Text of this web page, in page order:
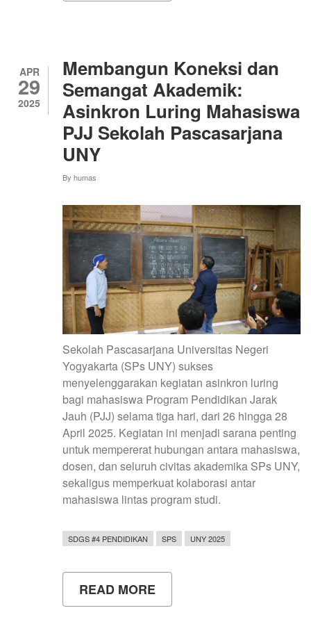
PROGRAM
STUDI
S3
ILMU
PENDIDIKAN
SEKOLAH
PASCASARJANA
APR
29
2025
Membangun Koneksi dan
Semangat Akademik:
Asinkron Luring Mahasiswa
PJJ Sekolah Pascasarjana
UNY
By humas
Sekolah Pascasarjana Universitas Negeri
Yogyakarta (SPs UNY) sukses
menyelenggarakan kegiatan asinkron luring
bagi mahasiswa Program Pendidikan Jarak
Jauh (PJJ) selama tiga hari, dari 26 hingga 28
April 2025. Kegiatan ini menjadi sarana penting
untuk mempererat hubungan antara mahasiswa,
dosen, dan seluruh civitas akademika SPs UNY,
sekaligus memperkuat kolaborasi antar
mahasiswa lintas program studi.
SDGS #4 PENDIDIKAN SPS UNY 2025
READ MORE
MEMBANGUN